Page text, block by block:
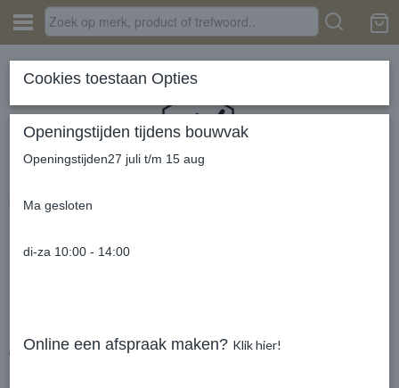
Home › stalen-carports-Limburg
Volledig Naar Wens Samen te
Cookies toestaan Opties
Openingstijden tijdens bouwvak
Openingstijden27 juli t/m 15 aug
Ma gesloten
di-za 10:00 - 14:00
Online een afspraak maken? Klik hier!